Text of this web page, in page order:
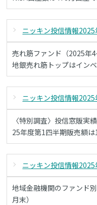
ニッキン投信情報
売れ筋ファンド（2025年4
地銀売れ筋トップはイン
ニッキン投信情報
〈特別調査〉投信窓販実
25年度第1四半期販売額
ニッキン投信情報
地域金融機関のファンド
月末）